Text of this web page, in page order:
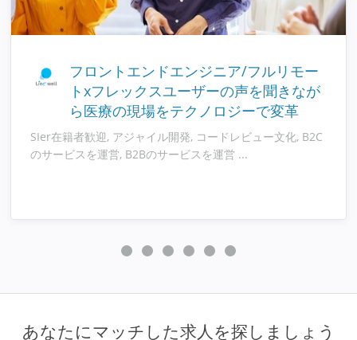
フロントエンドエンジニア/フルリモー
トxフレックスユーザーの声を聞きなが
ら医療の現場をテクノロジーで変革
SIer在籍者歓迎, アジャイル開発, コードレビュー文化, B2C
のサービスを運営, B2Bのサービスを運営 ...
あなたにマッチした求人を探しましょう